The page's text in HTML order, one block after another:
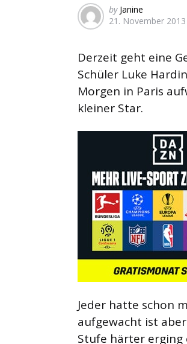
Posted
by
by Janine
21. November 2013
Derzeit geht eine
Schüler Luke
Morgen in Paris
kleiner Star.
Jeder hatte schon
aufgewacht ist
Stufe härter erging